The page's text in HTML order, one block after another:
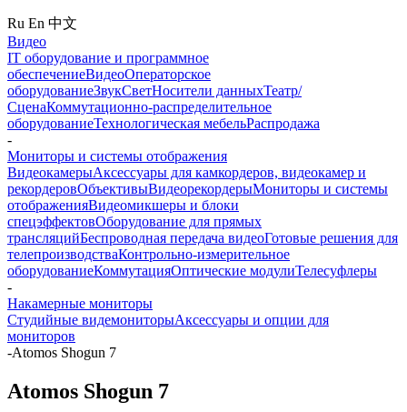
Ru En 中文
Видео
IT оборудование и программное
обеспечениеВидеоОператорское
оборудованиеЗвукСветНосители данныхТеатр/
СценаКоммутационно-распределительное
оборудованиеТехнологическая мебельРаспродажа
-
Мониторы и системы отображения
ВидеокамерыАксессуары для камкордеров, видеокамер и
рекордеровОбъективыВидеорекордерыМониторы и системы
отображенияВидеомикшеры и блоки
спецэффектовОборудование для прямых
трансляцийБеспроводная передача видеоГотовые решения для
телепроизводстваКонтрольно-измерительное
оборудованиеКоммутацияОптические модулиТелесуфлеры
-
Накамерные мониторы
Студийные видемониторыАксессуары и опции для
мониторов
-Atomos Shogun 7
Atomos Shogun 7